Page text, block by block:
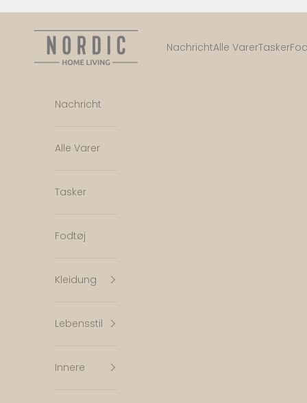
Nordic Home Living
NachrichtAlle VarerTasker
Nachricht
Alle Varer
Tasker
Fodtøj
Kleidung
Lebensstil
Innere